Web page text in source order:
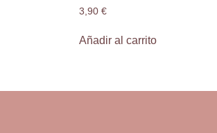
3,90€
Añadir al carrito